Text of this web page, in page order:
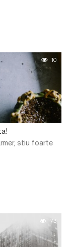
10
stiu foarte
73